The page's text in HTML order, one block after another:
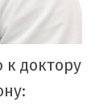
к доктору